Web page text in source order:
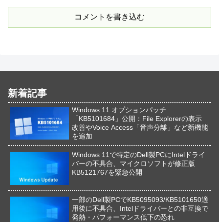
コメントを書き込む
新着記事
Windows 11 オプションパッチ
「KB5101684」公開：File Explorerの表示
改善やVoice Access「音声分離」など新機能
を追加
Windows 11で特定のDell製PCにIntelドライ
バーの不具合、マイクロソフトが修正版
KB5121767を緊急公開
一部のDell製PCでKB5095093/KB5101650適
用後に不具合、Intelドライバーとの非互換で
発熱・パフォーマンス低下の恐れ